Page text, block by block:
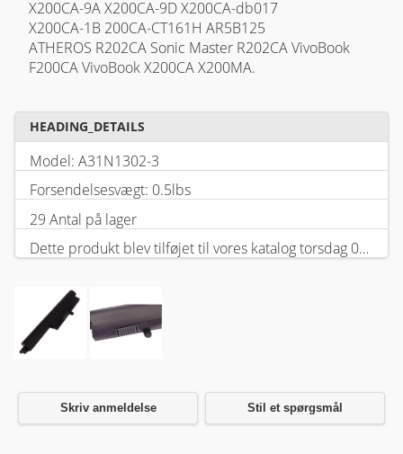
X200CA-9A X200CA-9D X200CA-db017
X200CA-1B 200CA-CT161H AR5B125
ATHEROS R202CA Sonic Master R202CA VivoBook
F200CA VivoBook X200CA X200MA.
HEADING_DETAILS
Model: A31N1302-3
Forsendelsesvægt: 0.5lbs
29 Antal på lager
Dette produkt blev tilføjet til vores katalog torsdag 05 februar, 2026.
Skriv anmeldelse Stil et spørgsmål